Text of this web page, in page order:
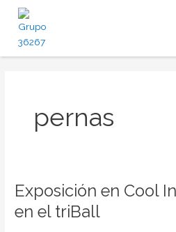
contenido
pernas
Exposición en Cool
en el triBall
Exposición
Cool